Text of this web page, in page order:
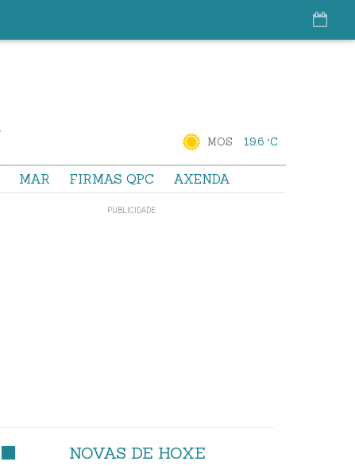
MOS 19.6 °C
MAR FIRMAS QPC AXENDA
NOVAS DE HOXE